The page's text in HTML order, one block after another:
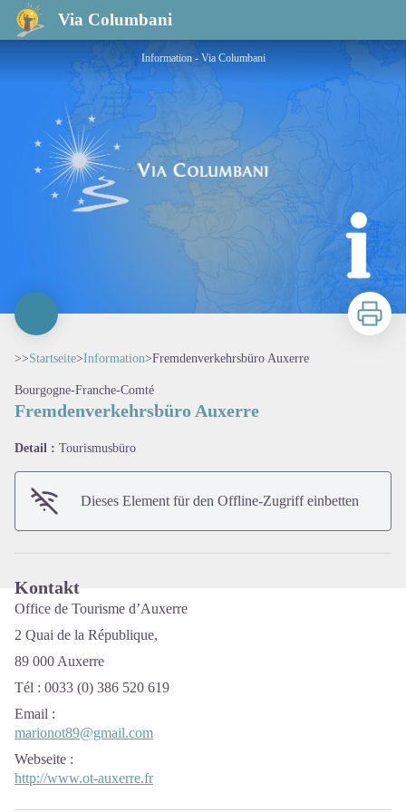
Via Columbani
Fremdenverkehrsbüro Auxerre
Information - Via Columbani
Zu
>>Startseite>Information>Fremdenverkehrsbüro Auxerre
Bourgogne-Franche-Comté
Fremdenverkehrsbüro Auxerre
Detail : Tourismusbüro
Dieses Element für den Offline-Zugriff einbetten
Kontakt
Office de Tourisme d’Auxerre
2 Quai de la République,
89 000 Auxerre
Tél : 0033 (0) 386 520 619
Email :
marionot89@gmail.com
Webseite :
http://www.ot-auxerre.fr